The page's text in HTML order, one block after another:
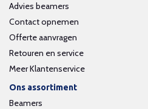
Advies beamers
Contact opnemen
Offerte aanvragen
Retouren en service
Meer Klantenservice
Ons assortiment
Beamers